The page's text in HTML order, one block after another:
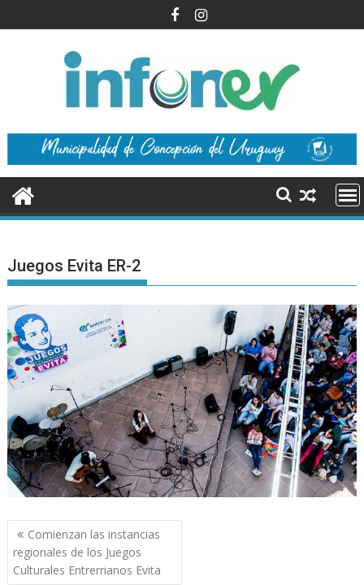
al
Juegos Evita ER-2
Navegación
de
entradas
Comienzan las instancias
regionales de los Juegos
Culturales Entrerrianos Evita